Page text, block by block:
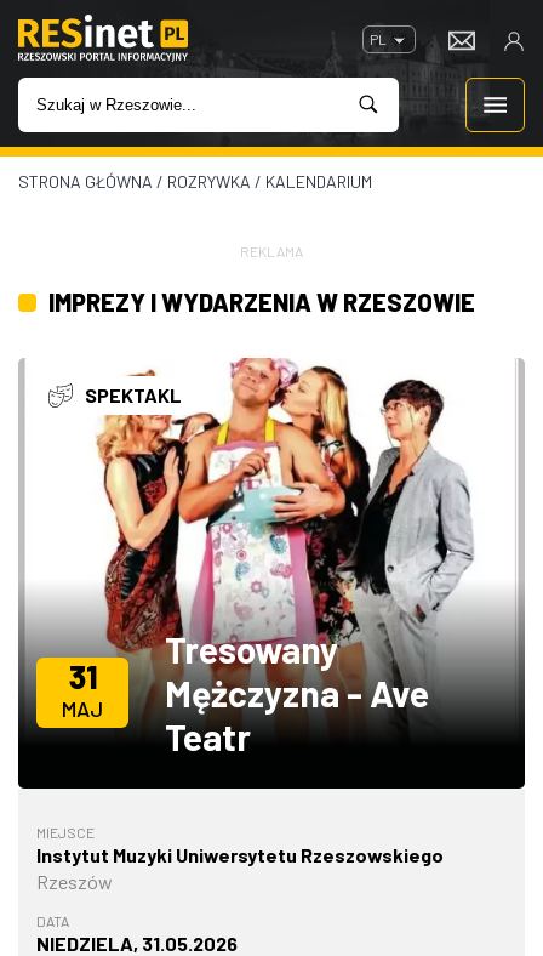
PL
WIADOMOŚCI
IMPREZY
ROZRYWKA
W KINACH
GASTRONOMIA
ZDJĘCIA
W RZESZOWIE
STRONA GŁÓWNA / ROZRYWKA / KALENDARIUM
REKLAMA
IMPREZY I WYDARZENIA W RZESZOWIE
SPEKTAKL
31
MAJ
Tresowany
Mężczyzna - Ave
Teatr
MIEJSCE
Instytut Muzyki Uniwersytetu Rzeszowskiego
Rzeszów
DATA
NIEDZIELA, 31.05.2026